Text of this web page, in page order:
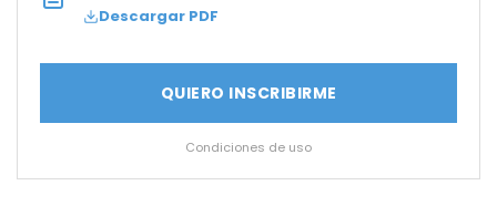
Descargar PDF
QUIERO INSCRIBIRME
Condiciones de uso